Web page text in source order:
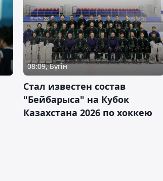
08:09, Бүгін
Стал известен состав
"Бейбарыса" на Кубок
Казахстана 2026 по хоккею